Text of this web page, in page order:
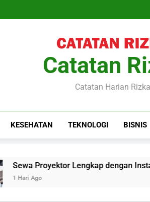
Peran
Catatan
Catatan Harian Rizka
KESEHATAN TEKNOLOGI BISNIS
Sewa Proyektor Lengkap dengan
1 Hari Ago